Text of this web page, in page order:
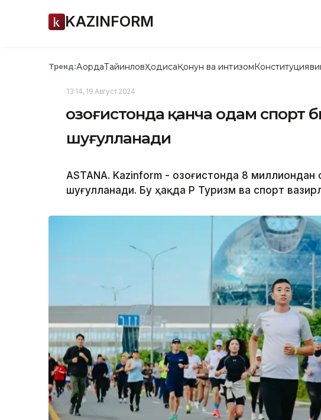
KAZINFORM
Тренд:АқордаТайинловҲодисаҚонун ва интизом
13:14, 19 Август 2024
Қозоғистонда қанча одам спорт
шуғулланади
ASTANA. Kazinform - Қозоғистонда 8
шуғулланади. Бу ҳақда ҚР Туризм ва спорт